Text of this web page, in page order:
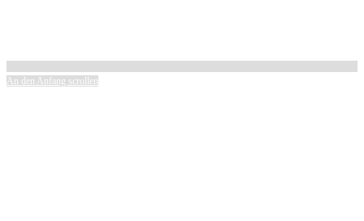
An den Anfang scrollen